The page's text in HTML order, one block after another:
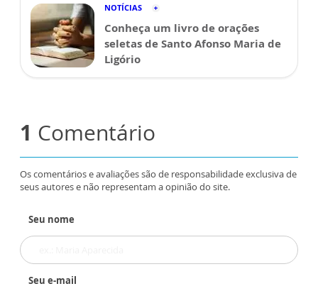
NOTÍCIAS
Conheça um livro de orações
seletas de Santo Afonso Maria de
Ligório
1 Comentário
Os comentários e avaliações são de responsabilidade exclusiva de
seus autores e não representam a opinião do site.
Seu nome
Seu e-mail